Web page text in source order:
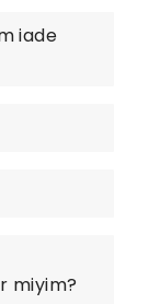
iade
miyim?